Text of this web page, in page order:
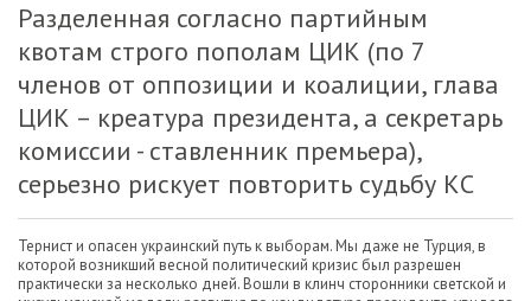
Разделенная согласно партийным
квотам строго пополам ЦИК (по 7
членов от оппозиции и коалиции, глава
ЦИК – креатура президента, а секретарь
комиссии - ставленник премьера),
серьезно рискует повторить судьбу КС
Тернист и опасен украинский путь к выборам. Мы даже не Турция, в
которой возникший весной политический кризис был разрешен
практически за несколько дней. Вошли в клинч сторонники светской и